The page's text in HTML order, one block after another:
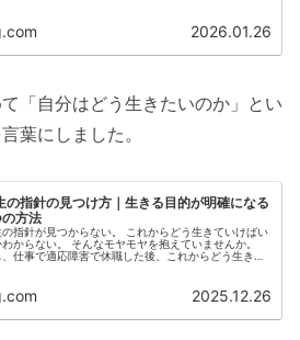
2026.01.26
「自分はどう生きたいのか」とい
葉にしました。
の指針の見つけ方｜生きる目的が明確になる
方法
の指針が見つからない。 これからどう生きていけばい
からない。 そんなモヤモヤを抱えていませんか。
仕事で適応障害で休職した後、これからどう生きた
2025.12.26